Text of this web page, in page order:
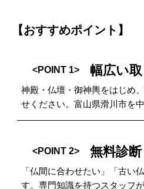
【おすすめポイント】
<POINT 1> 幅広い
神殿・仏壇・御神輿をはじめ
せください。富山県滑川市を
<POINT 2> 無料診
「仏間に合わせたい」「古い
す。専門知識を持つスタッフ